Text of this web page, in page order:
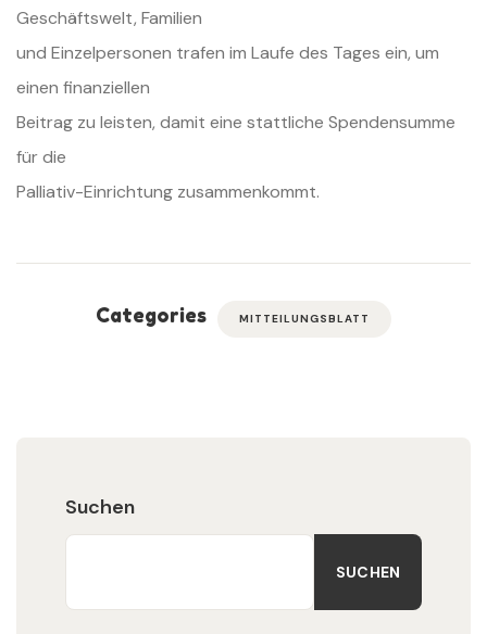
Geschäftswelt, Familien
und Einzelpersonen trafen im Laufe des Tages ein, um
einen finanziellen
Beitrag zu leisten, damit eine stattliche Spendensumme
für die
Palliativ-Einrichtung zusammenkommt.
Categories MITTEILUNGSBLATT
Suchen
SUCHEN